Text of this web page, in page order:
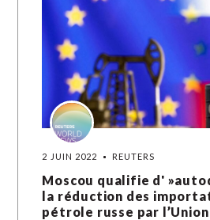
2 JUIN 2022 REUTERS
Moscou qualifie d'
la réduction des
pétrole russe par